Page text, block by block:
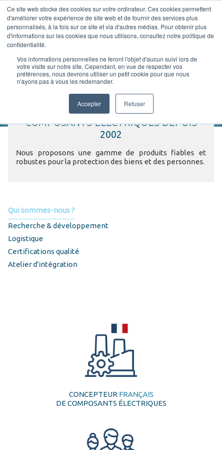
Ce site web stocke des cookies sur votre ordinateur. Ces cookies permettent
d'améliorer votre expérience de site web et de fournir des services plus
personnalisés, à la fois sur ce site et via d'autres médias. Pour obtenir plus
d'informations sur les cookies que nous utilisons, consultez notre politique de
confidentialité.
Vos informations personnelles ne feront l'objet d'aucun suivi lors de
votre visite sur notre site. Cependant, en vue de respecter vos
préférences, nous devrons utiliser un petit cookie pour que nous
n'ayons pas à vous les redemander.
Accepter Refuser
CATÉGORIES
SOCIÉTÉ > QUI SOMMES-NOUS ?
CONCEPTEUR FRANÇAIS DE
COMPOSANTS ÉLECTRIQUESDEPUIS
2002
Nous proposons une gamme de produits fiables et
robustes pour la protection des biens et des personnes.
Qui sommes-nous ?
Recherche & développement
Logistique
Certifications qualité
Atelier d'intégration
CONCEPTEUR FRANÇAIS
DE COMPOSANTS ÉLECTRIQUES